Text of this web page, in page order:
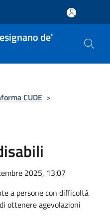
de'
CUDE >
2025, 13:07
a persone con difficoltà
ottenere agevolazioni